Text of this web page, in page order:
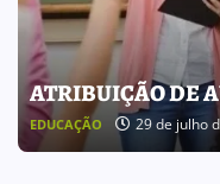
BOLETIM
BOLETIM INFORMATIVO